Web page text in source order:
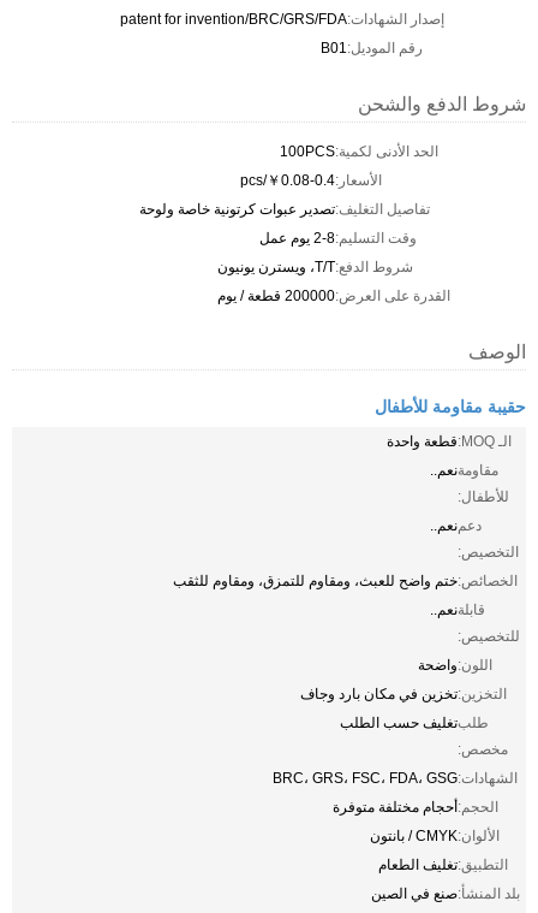
إصدار الشهادات:patent for invention/BRC/GRS/FDA
رقم الموديل:B01
شروط الدفع والشحن
الحد الأدنى لكمية:100PCS
الأسعار:￥0.08-0.4/pcs
تفاصيل التغليف:تصدير عبوات كرتونية خاصة ولوحة
وقت التسليم:2-8 يوم عمل
شروط الدفع:T/T، ويسترن يونيون
القدرة على العرض:200000 قطعة / يوم
الوصف
حقيبة مقاومة للأطفال
الـ MOQ:
قطعة واحدة
مقاومة
للأطفال:
نعم..
دعم
التخصيص:
نعم..
الخصائص:ختم واضح للعبث، ومقاوم للتمزق، ومقاوم للثقب
قابلة
للتخصيص:
نعم..
اللون:واضحة
التخزين:تخزين في مكان بارد وجاف
طلب
مخصص:
تغليف حسب الطلب
الشهادات:BRC، GRS، FSC، FDA، GSG
الحجم:أحجام مختلفة متوفرة
الألوان:CMYK / بانتون
التطبيق:تغليف الطعام
بلد المنشأ:صنع في الصين